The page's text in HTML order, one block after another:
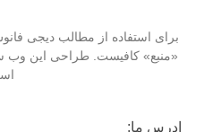
برای استفاده از مطالب دیجی
«منبع» کافیست. طراحی این وب
ادرس ما: